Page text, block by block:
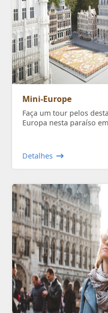
Mini-Europe
Faça um tour pelos
Europa nesta paraíso
Detalhes